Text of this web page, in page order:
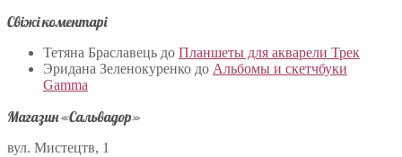
Свіжі коментарі
Тетяна Браславець до Планшеты для акварели Трек
Эридана Зеленокуренко до Альбомы и скетчбуки
Gamma
Магазин «Сальвадор»
вул. Мистецтв, 1